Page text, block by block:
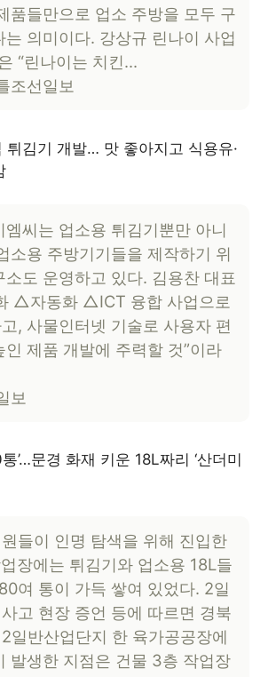
품들만으로 업소 주방을 모두 구
는 의미이다. 강상규 린나이 사업
“린나이는 치킨…
조선일보
튀김기 개발… 맛 좋아지고 식용유·
엠씨는 업소용 튀김기뿐만 아니
소용 주방기기들을 제작하기 위
소도 운영하고 있다. 김용찬 대표
△자동화 △ICT 융합 사업으로
, 사물인터넷 기술로 사용자 편
인 제품 개발에 주력할 것”이라
보
’…문경 화재 키운 18L짜리 ‘산더미
들이 인명 탐색을 위해 진입한
장에는 튀김기와 업소용 18L들
여 통이 가득 쌓여 있었다. 2일
고 현장 증언 등에 따르면 경북
일반산업단지 한 육가공공장에
발생한 지점은 건물 3층 작업장